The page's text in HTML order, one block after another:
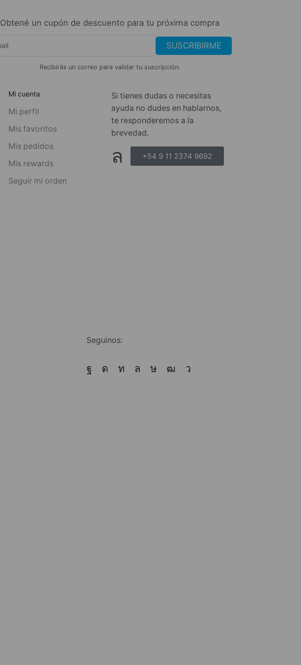
Obtené un cupón de descuento para tu próxima compra
SUSCRIBIRME
Recibirás un correo para validar tu suscripción.
Mi cuenta
Mi perfil
Mis favoritos
Mis pedidos
Mis rewards
Seguir mi orden
Si tienes dudas o necesitas
ayuda no dudes en hablarnos,
te responderemos a la
brevedad.
+54 9 11 2374 9692
Seguinos: